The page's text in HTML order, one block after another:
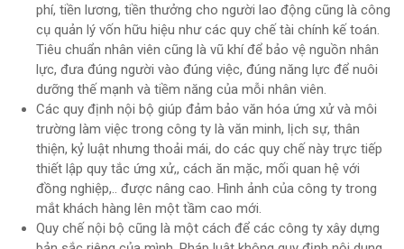
phí, tiền lương, tiền thưởng cho người lao động cũng là công
cụ quản lý vốn hữu hiệu như các quy chế tài chính kế toán.
Tiêu chuẩn nhân viên cũng là vũ khí để bảo vệ nguồn nhân
lực, đưa đúng người vào đúng việc, đúng năng lực để nuôi
dưỡng thế mạnh và tiềm năng của mỗi nhân viên.
Các quy định nội bộ giúp đảm bảo văn hóa ứng xử và môi
trường làm việc trong công ty là văn minh, lịch sự, thân
thiện, kỷ luật nhưng thoải mái, do các quy chế này trực tiếp
thiết lập quy tắc ứng xử,, cách ăn mặc, mối quan hệ với
đồng nghiệp,.. được nâng cao. Hình ảnh của công ty trong
mắt khách hàng lên một tầm cao mới.
Quy chế nội bộ cũng là một cách để các công ty xây dựng